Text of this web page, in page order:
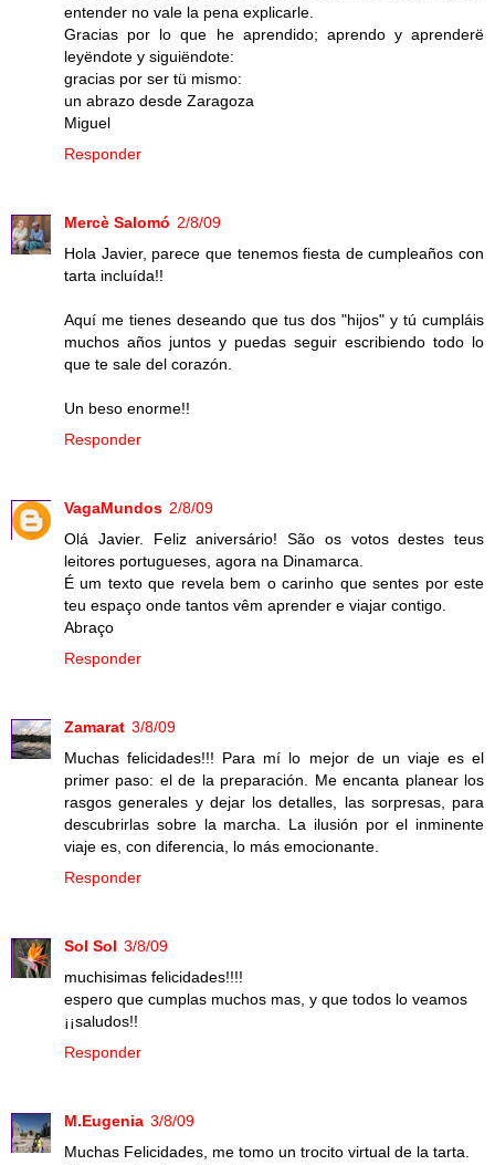
entender no vale la pena explicarle.
Gracias por lo que he aprendido; aprendo y aprenderë
leyëndote y siguiëndote:
gracias por ser tü mismo:
un abrazo desde Zaragoza
Miguel
Responder
Mercè Salomó 2/8/09
Hola Javier, parece que tenemos fiesta de cumpleaños con
tarta incluída!!
Aquí me tienes deseando que tus dos "hijos" y tú cumpláis
muchos años juntos y puedas seguir escribiendo todo lo
que te sale del corazón.
Un beso enorme!!
Responder
VagaMundos 2/8/09
Olá Javier. Feliz aniversário! São os votos destes teus
leitores portugueses, agora na Dinamarca.
É um texto que revela bem o carinho que sentes por este
teu espaço onde tantos vêm aprender e viajar contigo.
Abraço
Responder
Zamarat 3/8/09
Muchas felicidades!!! Para mí lo mejor de un viaje es el
primer paso: el de la preparación. Me encanta planear los
rasgos generales y dejar los detalles, las sorpresas, para
descubrirlas sobre la marcha. La ilusión por el inminente
viaje es, con diferencia, lo más emocionante.
Responder
Sol Sol 3/8/09
muchisimas felicidades!!!!
espero que cumplas muchos mas, y que todos lo veamos
¡¡saludos!!
Responder
M.Eugenia 3/8/09
Muchas Felicidades, me tomo un trocito virtual de la tarta.